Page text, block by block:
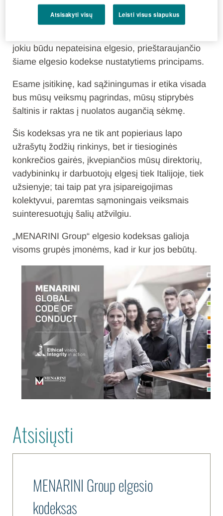
vertybes, kurios įkvepia mūsų Grupės
darbuotojus. Mūsų ketinimai atstovauti bendrovės
jokiu būdu nepateisina elgesio, prieštaraujančio
šiame elgesio kodekse nustatytiems principams.
Esame įsitikinę, kad sąžiningumas ir etika visada
bus mūsų veiksmų pagrindas, mūsų stiprybės
šaltinis ir raktas į nuolatos augančią sėkmę.
Šis kodeksas yra ne tik ant popieriaus lapo
užrašytų žodžių rinkinys, bet ir tiesioginės
konkrečios gairės, įkvepiančios mūsų direktorių,
vadybininkų ir darbuotojų elgesį tiek Italijoje, tiek
užsienyje; tai taip pat yra įsipareigojimas
kolektyvui, paremtas sąmoningais veiksmais
suinteresuotųjų šalių atžvilgiu.
„MENARINI Group“ elgesio kodeksas galioja
visoms grupės įmonėms, kad ir kur jos bebūtų.
Atsisiųsti
MENARINI Group elgesio
kodeksas
Atsisakyti visų Leisti visus slapukus